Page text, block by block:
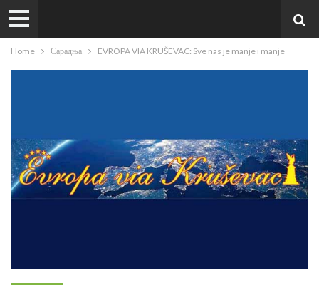
Home Сарадња EVROPA VIA KRUŠEVAC: Sve nas je manje i manje